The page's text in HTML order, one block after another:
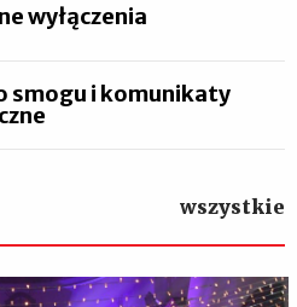
wyłączenia
smogu i komunikaty
wszystkie